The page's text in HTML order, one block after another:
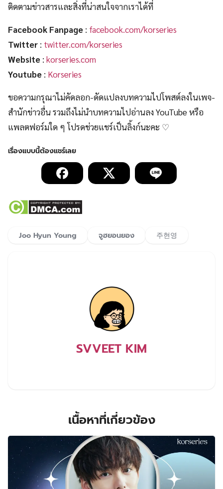
ติดตามข่าวสารและสิ่งที่น่าสนใจจากเราได้ที่
Facebook Fanpage : facebook.com/korseries
Twitter : twitter.com/korseries
Website : korseries.com
Youtube : Korseries
ขอความกรุณาไม่คัดลอก-ดัดแปลงบทความไปโพสต์ลงในเพจ-
สำนักข่าวอื่น รวมถึงไม่นำบทความไปอ่านลง YouTube หรือ
แพลตฟอร์มใด ๆ โปรดช่วยแชร์เป็นลิ้งก์นะคะ ♡
Joo Hyun Young จูฮยอนยอง 주현영
SVVEET KIM
เนื้อหาที่เกี่ยวข้อง